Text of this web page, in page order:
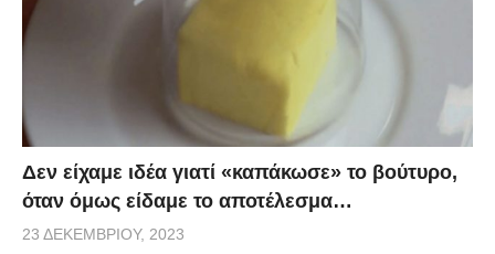
Δεν είχαμε ιδέα γιατί «καπάκωσε» το βούτυρο,
όταν όμως είδαμε το αποτέλεσμα…
23 ΔΕΚΕΜΒΡΊΟΥ, 2023